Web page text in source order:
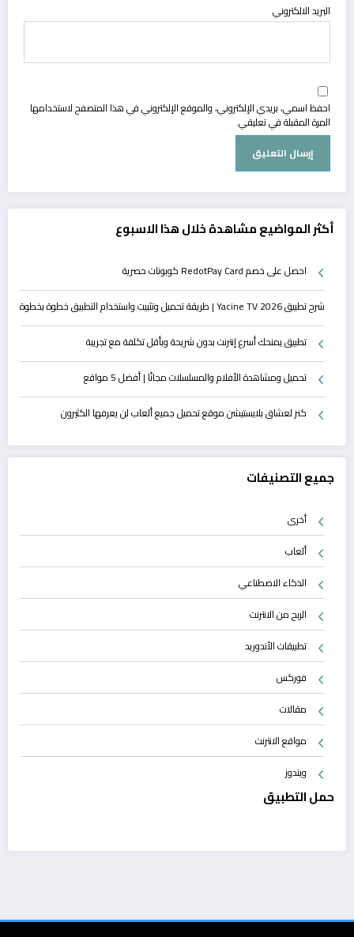
البريد الالكتروني
احفظ اسمي، بريدي الإلكتروني، والموقع الإلكتروني في هذا المتصفح لاستخدامها
المرة المقبلة في تعليقي.
أكثر المواضيع مشاهدة خلال هذا الاسبوع
احصل على خصم RedotPay Card كوبونات حصرية
شرح تطبيق Yacine TV 2026 | طريقة تحميل وتثبيت واستخدام التطبيق خطوة بخطوة
تطبيق يمنحك أسرع إنترنت بدون شريحة وبأقل تكلفة مع تجريبة
تحميل ومشاهدة الأفلام والمسلسلات مجانًا | أفضل 5 مواقع
كنز لعشاق بلايستيشن موقع تحميل جميع ألعاب لن يعرفها الكثيرون
جميع التصنيفات
أخرى
ألعاب
الذكاء الاصطناعي
الربح من الانترنت
تطبيقات الأندوريد
فوركس
مقالات
مواقع الانترنت
ويندوز
حمل التطبيق